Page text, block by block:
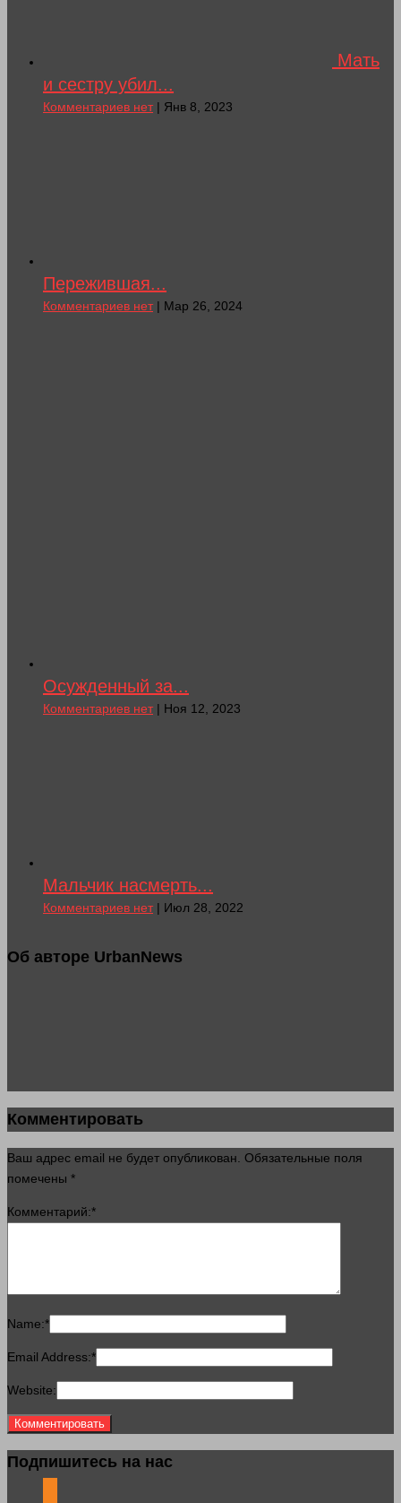
Мать
и сестру убил...
Комментариев нет| Янв 8, 2023
Пережившая...
Комментариев нет| Мар 26, 2024
Осужденный за...
Комментариев нет| Ноя 12, 2023
Мальчик насмерть...
Комментариев нет| Июл 28, 2022
Об авторе UrbanNews
Комментировать
Ваш адрес email не будет опубликован. Обязательные поля
помечены *
Комментарий:*
Name:*
Email Address:*
Website:
Подпишитесь на нас